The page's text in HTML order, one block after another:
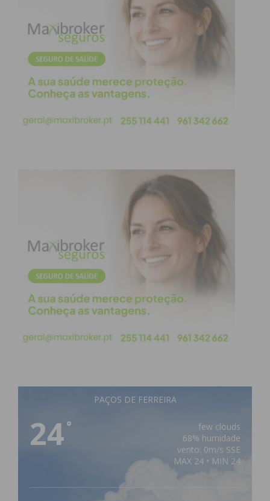
PAÇOS DE FERREIRA
24°
few clouds
68% humidade
vento: 0m/s SSE
MAX 24 • MIN 24